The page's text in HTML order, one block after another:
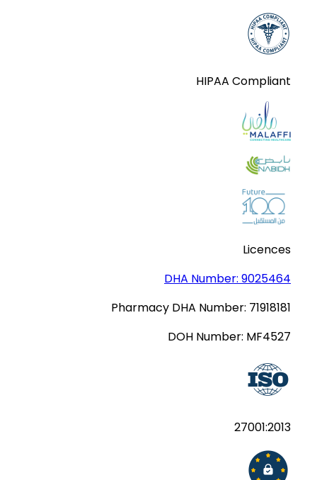
HIPAA Compliant
Licences
DHA Number: 9025464
Pharmacy DHA Number: 71918181
DOH Number: MF4527
27001:2013